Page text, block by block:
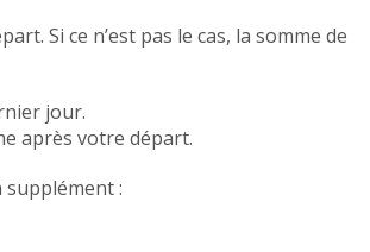
Si ce n’est pas le cas, la somme de
jour.
après votre départ.
supplément :